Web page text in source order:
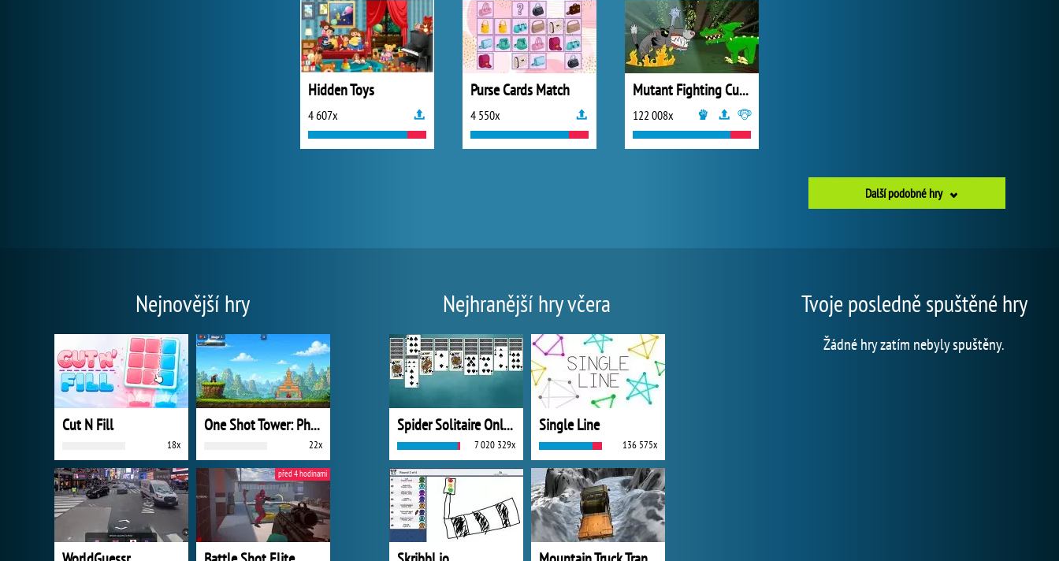
Hidden Toys
4 607x
Purse Cards Match
4 550x
Mutant Fighting Cup 2016
122 008x
Další podobné hry
Nejnovější hry
Cut N Fill
18x
One Shot Tower: Physics Destroyer
22x
před 4 hodinami
Nejhranější hry včera
Spider Solitaire Online
7 020 329x
Single Line
136 575x
Tvoje posledně spuštěné hry
Žádné hry zatím nebyly spuštěny.